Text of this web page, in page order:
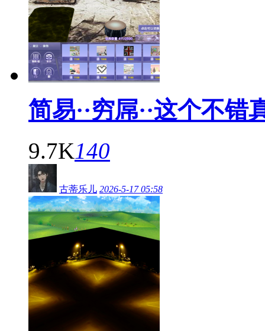
简易··穷屌··这个不错
9.7K140
古蒂乐儿 2026-5-17 05:58